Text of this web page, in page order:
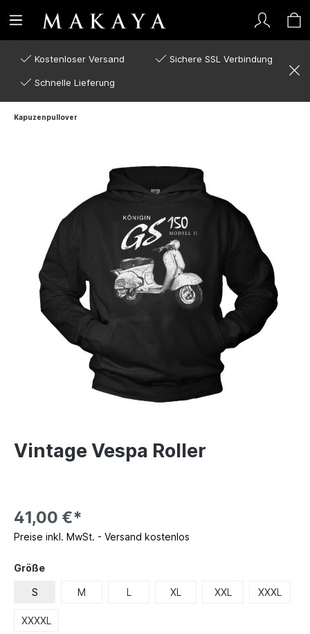
Kostenloser Versand Sichere SSL Verbindung
Schnelle Lieferung
Kapuzenpullover
Vintage Vespa Roller
41,00 €*
Preise inkl. MwSt. - Versand kostenlos
Größe
S M L XL XXL XXXL
XXXXL